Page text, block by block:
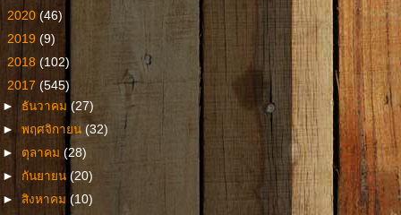
2020 (46)
2019 (9)
2018 (102)
2017 (545)
► ธันวาคม(27)
►พฤศจิกายน(32)
► ตุลาคม(28)
► กันยายน(20)
►สิงหาคม(10)